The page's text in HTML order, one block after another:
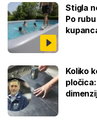
Stigla
Po
Koliko